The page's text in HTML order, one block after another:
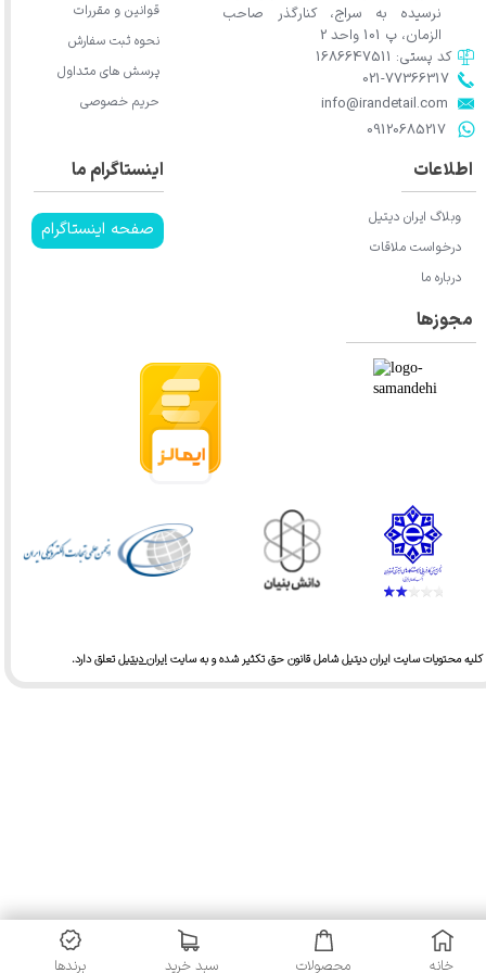
محتویات سایت ایران دیتیل شامل قانون حق تکثیر شده و به سایتایران دیتیلتعلق دارد.​​​​​​​
نرسیده به سراج، کنارگذر صاحب
الزمان، پ 101 واحد 2
​​​​​​​info@irandetail.com
021-77366317​​​​​​​​​​​​​​​​​​​​​
​​​​​​​09120685217​​​​​​​
کد پستی: 1686647511
اینستاگرام ما
صفحه اینستاگرام
اطلاعات
وبلاگ ایران دیتیل
درخواست ملاقات
درباره ما
قوانین و مقررات
نحوه ثبت سفارش
پرسش های متداول
حریم خصوصی
مجوزها
خانه محصولات سبد خرید برندها